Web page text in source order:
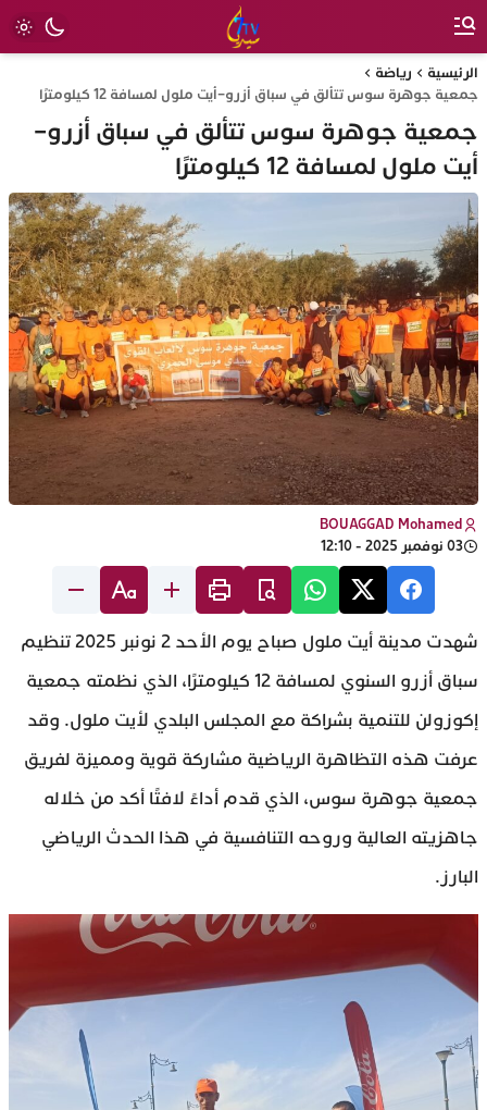
الرئيسية
رياضة
جمعية جوهرة سوس تتألق في سباق أزرو–أيت ملول لمسافة 12 كيلومترًا
جمعية جوهرة سوس تتألق في سباق أزرو–
أيت ملول لمسافة 12 كيلومترًا
BOUAGGAD Mohamed
03 نوفمبر 2025 - 12:10
شهدت مدينة أيت ملول صباح يوم الأحد 2 نونبر 2025 تنظيم
سباق أزرو السنوي لمسافة 12 كيلومترًا، الذي نظمته جمعية
إكوزولن للتنمية بشراكة مع المجلس البلدي لأيت ملول. وقد
عرفت هذه التظاهرة الرياضية مشاركة قوية ومميزة لفريق
جمعية جوهرة سوس، الذي قدم أداءً لافتًا أكد من خلاله
جاهزيته العالية وروحه التنافسية في هذا الحدث الرياضي
البارز.